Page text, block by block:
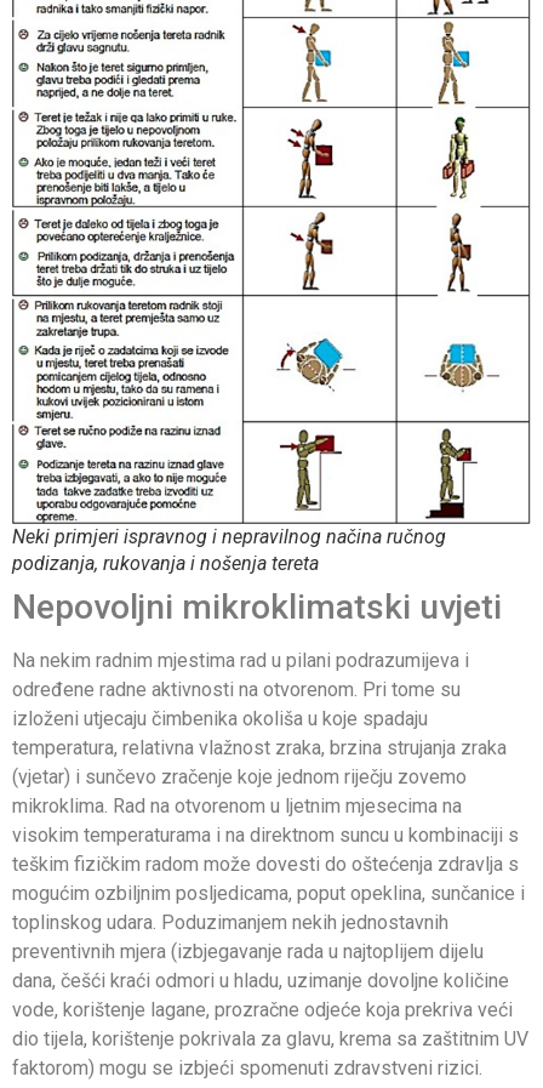
Neki primjeri ispravnog i nepravilnog načina ručnog
podizanja, rukovanja i nošenja tereta
Nepovoljni mikroklimatski uvjeti
Na nekim radnim mjestima rad u pilani podrazumijeva i
određene radne aktivnosti na otvorenom. Pri tome su
izloženi utjecaju čimbenika okoliša u koje spadaju
temperatura, relativna vlažnost zraka, brzina strujanja zraka
(vjetar) i sunčevo zračenje koje jednom riječju zovemo
mikroklima. Rad na otvorenom u ljetnim mjesecima na
visokim temperaturama i na direktnom suncu u kombinaciji s
teškim fizičkim radom može dovesti do oštećenja zdravlja s
mogućim ozbiljnim posljedicama, poput opeklina, sunčanice i
toplinskog udara. Poduzimanjem nekih jednostavnih
preventivnih mjera (izbjegavanje rada u najtoplijem dijelu
dana, češći kraći odmori u hladu, uzimanje dovoljne količine
vode, korištenje lagane, prozračne odjeće koja prekriva veći
dio tijela, korištenje pokrivala za glavu, krema sa zaštitnim UV
faktorom) mogu se izbjeći spomenuti zdravstveni rizici.